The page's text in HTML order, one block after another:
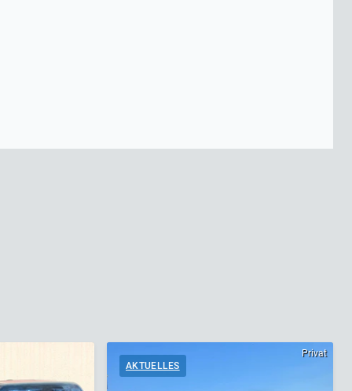
Privat
AKTUELLES